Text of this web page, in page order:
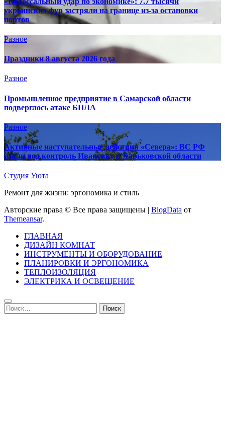
украинских фур застряли на границе из-за остановки
портов
Разное
Праздники 8 августа 2026 года
Разное
Промышленное предприятие в Самарской области
подверглось атаке БПЛА
Разное
Активные наступательные действия «Севера»: ВС РФ
взяли под контроль Ивановку в Харьковской области
Студия Уюта
Ремонт для жизни: эргономика и стиль
Авторские права © Все права защищены | BlogData от
Themeansar.
ГЛАВНАЯ
ДИЗАЙН КОМНАТ
ИНСТРУМЕНТЫ И ОБОРУДОВАНИЕ
ПЛАНИРОВКИ И ЭРГОНОМИКА
ТЕПЛОИЗОЛЯЦИЯ
ЭЛЕКТРИКА И ОСВЕЩЕНИЕ
Найти: